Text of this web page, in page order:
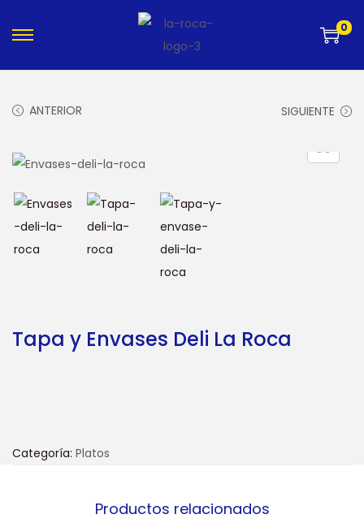
0
ANTERIOR SIGUIENTE
Tapa y Envases Deli La Roca
Categoría: Platos
Productos relacionados